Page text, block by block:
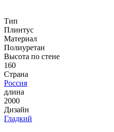
Тип
Плинтус
Материал
Полиуретан
Высота по стене
160
Страна
Россия
длина
2000
Дизайн
Гладкий